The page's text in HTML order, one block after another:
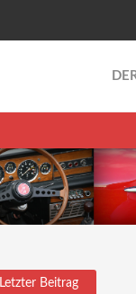
Letzter Beitrag